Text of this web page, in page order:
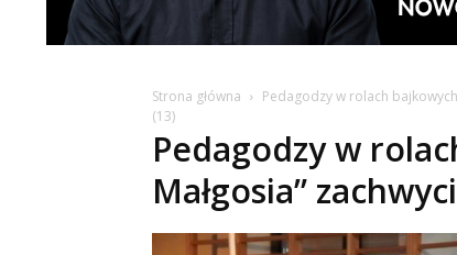
Strona główna Pedagodzy w rolach bajkowych
(13)
Pedagodzy w
Małgosia”